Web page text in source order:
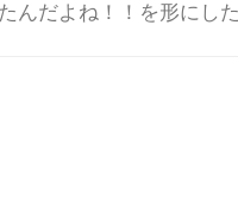
んだよね！！を形にし